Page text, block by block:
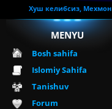
Хуш келибсиз, Мехмон
MENYU
Bosh sahifa
Islomiy Sahifa
Tanishuv
Forum